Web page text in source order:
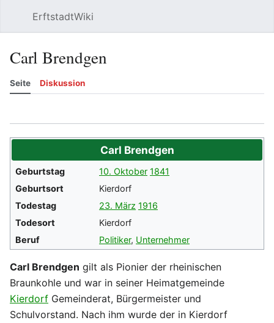
ErftstadtWiki
Carl Brendgen
Seite Diskussion
Carl Brendgen
Geburtstag 10. Oktober 1841
Geburtsort
Kierdorf
Todestag
23. März 1916
Todesort
Kierdorf
Beruf
Politiker, Unternehmer
Carl Brendgen gilt als Pionier der rheinischen
Braunkohle und war in seiner Heimatgemeinde
Kierdorf Gemeinderat, Bürgermeister und
Schulvorstand. Nach ihm wurde der in Kierdorf